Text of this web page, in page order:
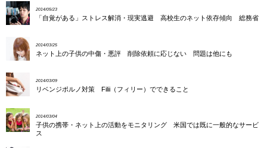
2014/05/23
「自覚がある」ストレス解消・現実逃避 高校生のネット依存傾向 総務省
2014/03/25
ネット上の子供の中傷・悪評 削除依頼に応じない 問題は他にも
2014/03/09
リベンジポルノ対策 Filii（フィリー）でできること
2014/03/04
子供の携帯・ネット上の活動をモニタリング 米国では既に一般的なサービ
ス